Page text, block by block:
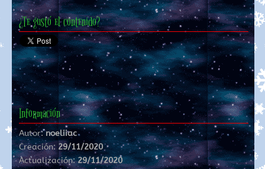
¿Te gustó el contenido?
Información
Autor:noeliiac
Creación: 29/11/2020
Actualización:29/11/2020